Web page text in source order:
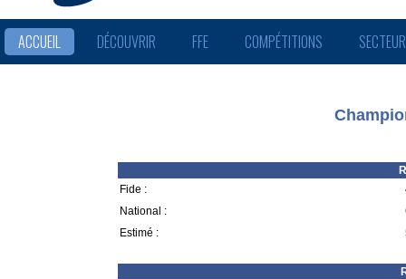
ACCUEIL DÉCOUVRIR FFE COMPÉTITIONS
Fide :
National :
Estimé :